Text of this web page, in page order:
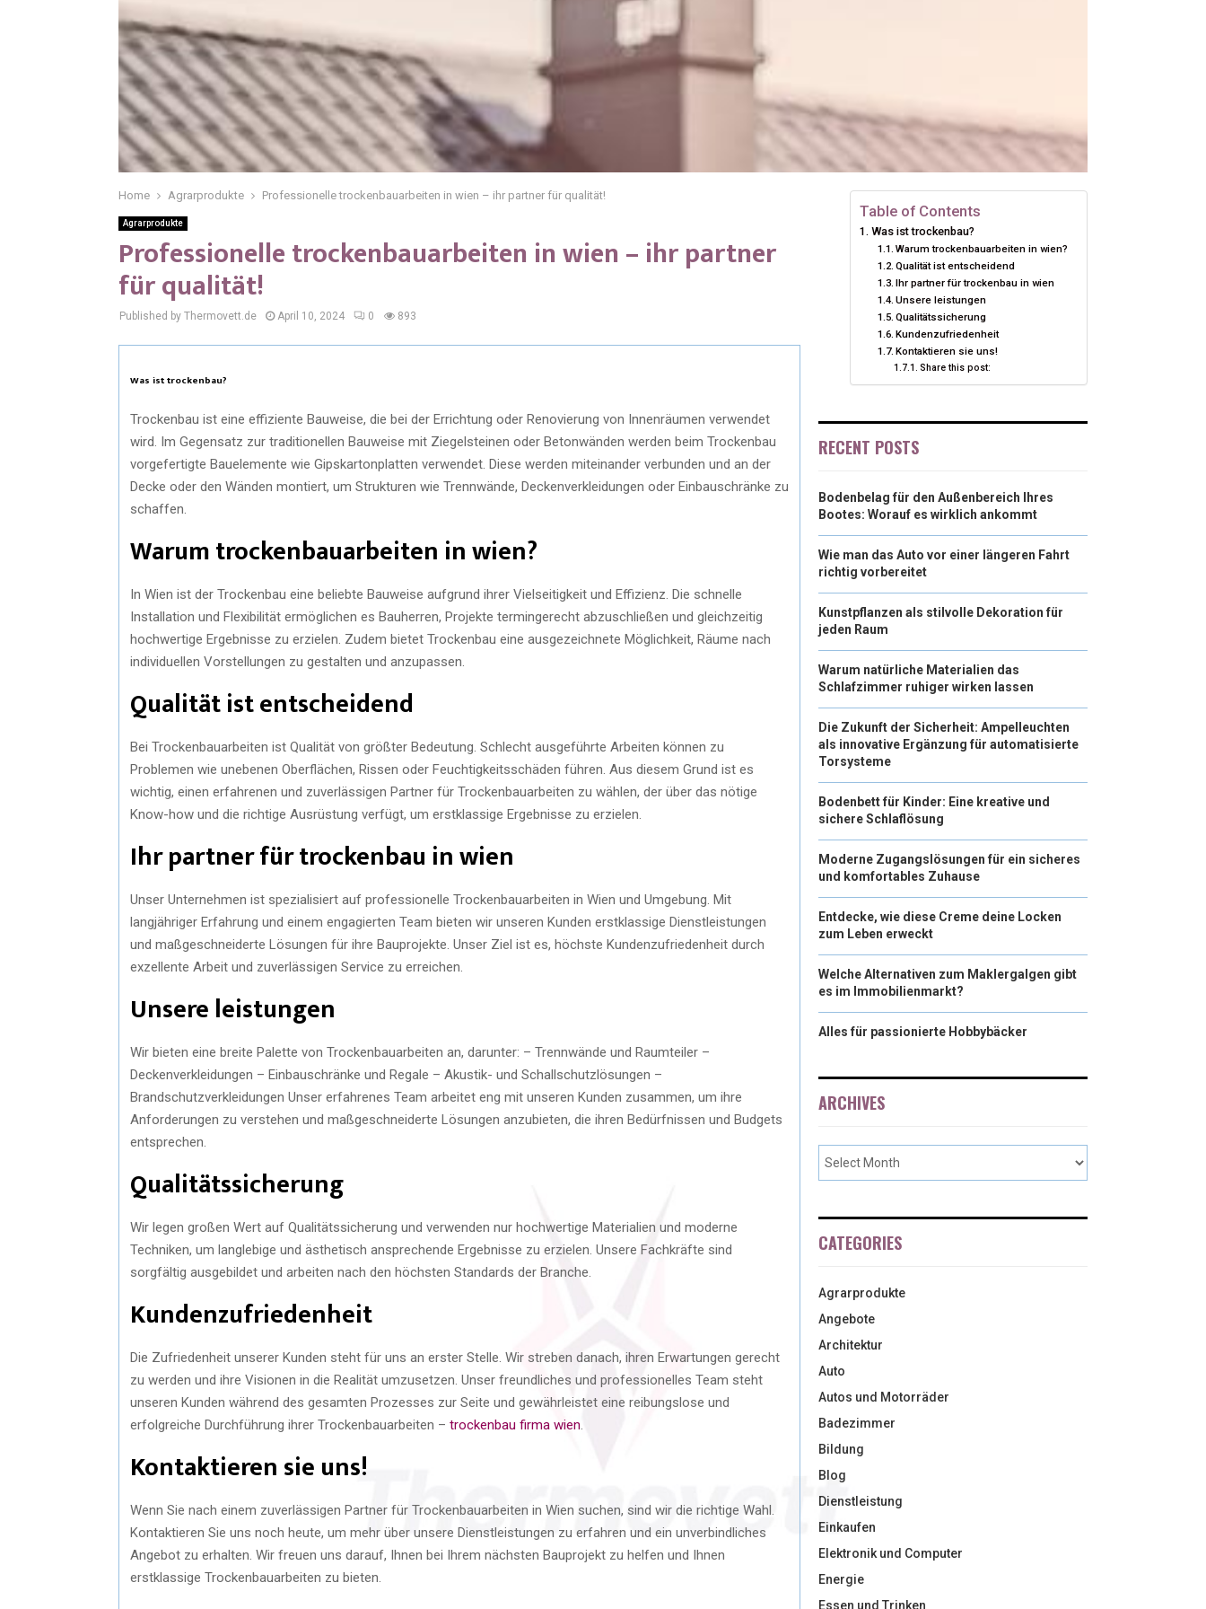
Home Agrarprodukte Professionelle trockenbauarbeiten in wien – ihr partner für qualität!
Agrarprodukte
Professionelle trockenbauarbeiten in wien – ihr partner
für qualität!
Published by Thermovett.de April 10, 2024 0 893
Was ist trockenbau?
Trockenbau ist eine effiziente Bauweise, die bei der Errichtung oder Renovierung von Innenräumen verwendet
wird. Im Gegensatz zur traditionellen Bauweise mit Ziegelsteinen oder Betonwänden werden beim Trockenbau
vorgefertigte Bauelemente wie Gipskartonplatten verwendet. Diese werden miteinander verbunden und an der
Decke oder den Wänden montiert, um Strukturen wie Trennwände, Deckenverkleidungen oder Einbauschränke zu
schaffen.
Warum trockenbauarbeiten in wien?
In Wien ist der Trockenbau eine beliebte Bauweise aufgrund ihrer Vielseitigkeit und Effizienz. Die schnelle
Installation und Flexibilität ermöglichen es Bauherren, Projekte termingerecht abzuschließen und gleichzeitig
hochwertige Ergebnisse zu erzielen. Zudem bietet Trockenbau eine ausgezeichnete Möglichkeit, Räume nach
individuellen Vorstellungen zu gestalten und anzupassen.
Qualität ist entscheidend
Bei Trockenbauarbeiten ist Qualität von größter Bedeutung. Schlecht ausgeführte Arbeiten können zu
Problemen wie unebenen Oberflächen, Rissen oder Feuchtigkeitsschäden führen. Aus diesem Grund ist es
wichtig, einen erfahrenen und zuverlässigen Partner für Trockenbauarbeiten zu wählen, der über das nötige
Know-how und die richtige Ausrüstung verfügt, um erstklassige Ergebnisse zu erzielen.
Ihr partner für trockenbau in wien
Unser Unternehmen ist spezialisiert auf professionelle Trockenbauarbeiten in Wien und Umgebung. Mit
langjähriger Erfahrung und einem engagierten Team bieten wir unseren Kunden erstklassige Dienstleistungen
und maßgeschneiderte Lösungen für ihre Bauprojekte. Unser Ziel ist es, höchste Kundenzufriedenheit durch
exzellente Arbeit und zuverlässigen Service zu erreichen.
Unsere leistungen
Wir bieten eine breite Palette von Trockenbauarbeiten an, darunter: – Trennwände und Raumteiler –
Deckenverkleidungen – Einbauschränke und Regale – Akustik- und Schallschutzlösungen –
Brandschutzverkleidungen Unser erfahrenes Team arbeitet eng mit unseren Kunden zusammen, um ihre
Anforderungen zu verstehen und maßgeschneiderte Lösungen anzubieten, die ihren Bedürfnissen und Budgets
entsprechen.
Qualitätssicherung
Wir legen großen Wert auf Qualitätssicherung und verwenden nur hochwertige Materialien und moderne
Techniken, um langlebige und ästhetisch ansprechende Ergebnisse zu erzielen. Unsere Fachkräfte sind
sorgfältig ausgebildet und arbeiten nach den höchsten Standards der Branche.
Kundenzufriedenheit
Die Zufriedenheit unserer Kunden steht für uns an erster Stelle. Wir streben danach, ihren Erwartungen gerecht
zu werden und ihre Visionen in die Realität umzusetzen. Unser freundliches und professionelles Team steht
unseren Kunden während des gesamten Prozesses zur Seite und gewährleistet eine reibungslose und
erfolgreiche Durchführung ihrer Trockenbauarbeiten – trockenbau firma wien
Kontaktieren sie uns!
Wenn Sie nach einem zuverlässigen Partner für Trockenbauarbeiten in Wien suchen, sind wir die richtige Wahl.
Kontaktieren Sie uns noch heute, um mehr über unsere Dienstleistungen zu erfahren und ein unverbindliches
Angebot zu erhalten. Wir freuen uns darauf, Ihnen bei Ihrem nächsten Bauprojekt zu helfen und Ihnen
erstklassige Trockenbauarbeiten zu bieten.
Table of Contents
Was ist trockenbau?
Warum trockenbauarbeiten in wien?
Qualität ist entscheidend
Ihr partner für trockenbau in wien
Unsere leistungen
Qualitätssicherung
Kundenzufriedenheit
Kontaktieren sie uns!
Share this post:
RECENT POSTS
Bodenbelag für den Außenbereich Ihres
Bootes: Worauf es wirklich ankommt
Wie man das Auto vor einer längeren Fahrt
richtig vorbereitet
Kunstpflanzen als stilvolle Dekoration für
jeden Raum
Warum natürliche Materialien das
Schlafzimmer ruhiger wirken lassen
Die Zukunft der Sicherheit: Ampelleuchten
als innovative Ergänzung für automatisierte
Torsysteme
Bodenbett für Kinder: Eine kreative und
sichere Schlaflösung
Moderne Zugangslösungen für ein sicheres
und komfortables Zuhause
Entdecke, wie diese Creme deine Locken
zum Leben erweckt
Welche Alternativen zum Maklergalgen gibt
es im Immobilienmarkt?
Alles für passionierte Hobbybäcker
ARCHIVES
CATEGORIES
Agrarprodukte
Angebote
Architektur
Auto
Autos und Motorräder
Badezimmer
Bildung
Blog
Dienstleistung
Einkaufen
Elektronik und Computer
Energie
Essen und Trinken